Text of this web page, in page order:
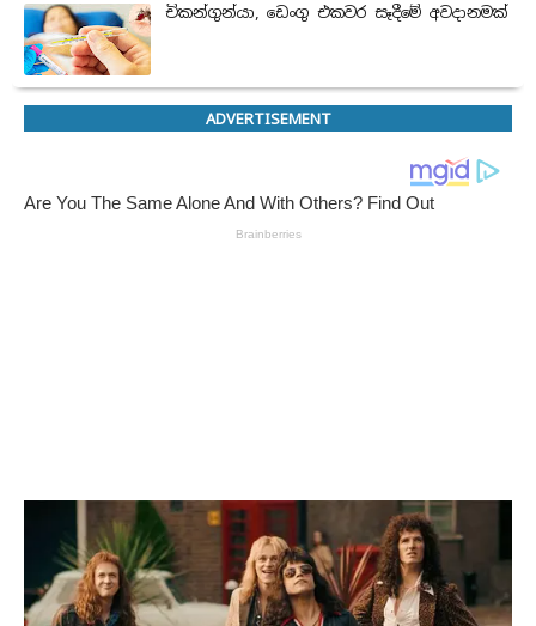
චිකන්ගුන්යා, ඩෙංගු එකවර සෑදීමේ අවදානමක්
ADVERTISEMENT